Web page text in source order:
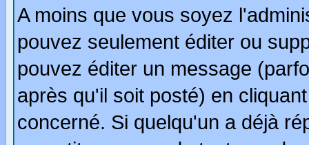
A moins que vous soyez
pouvez seulement éditer ou
pouvez éditer un message
après qu'il soit posté) en
concerné. Si quelqu'un a déjà